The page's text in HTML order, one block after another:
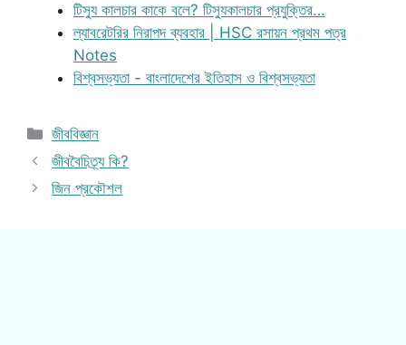
টিস্যু কালচার কাকে বলে? টিস্যুকালচার প্রযুক্তির…
ল্যাবরেটরির নিরাপদ ব্যবহার | HSC রসায়ন প্রথম পত্র
Notes
বিশ্বসভ্যতা - বাংলাদেশের ইতিহাস ও বিশ্বসভ্যতা
Categories
জীববিজ্ঞান
জীববৈচিত্র্য কি?
জিন প্রকৌশল